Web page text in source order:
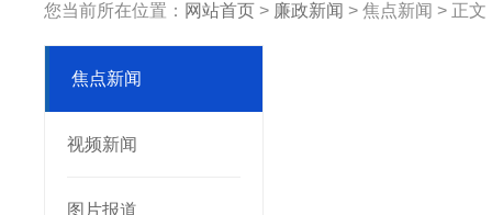
您当前所在位置： 网站首页 > 廉政新闻 > 焦点新闻 > 正文
焦点新闻
视频新闻
图片报道